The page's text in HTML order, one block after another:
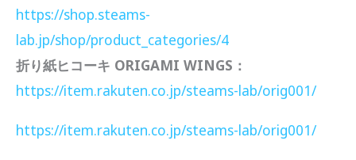
https://shop.steams-
lab.jp/shop/product_categories/4
折り紙ヒコーキ ORIGAMI WINGS：
https://item.rakuten.co.jp/steams-lab/orig001/
https://item.rakuten.co.jp/steams-lab/orig001/